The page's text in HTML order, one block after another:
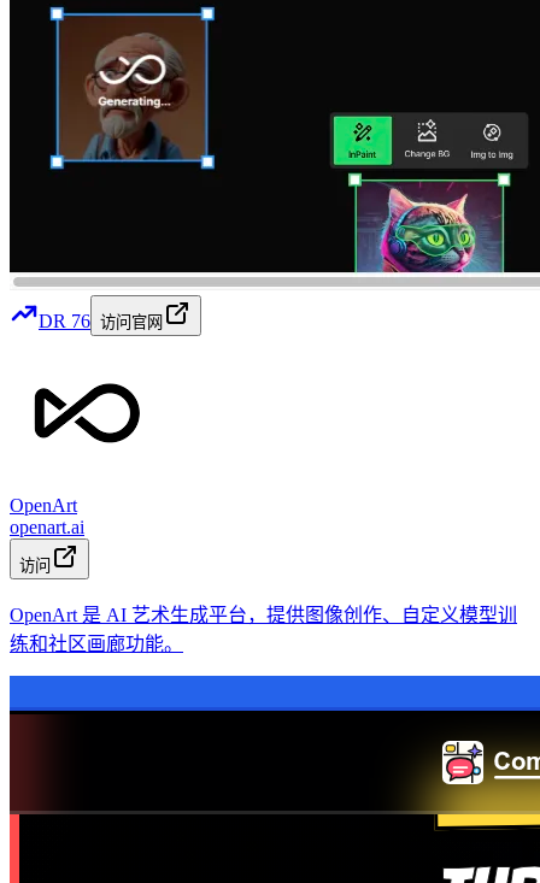
DR 76 访问官网
OpenArt
openart.ai
访问
OpenArt 是 AI 艺术生成平台，提供图像创作、自定义模型训
练和社区画廊功能。